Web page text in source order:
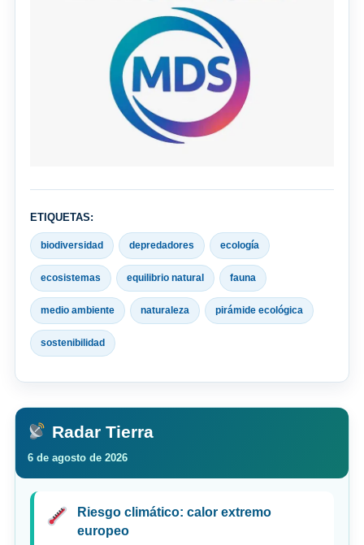
ETIQUETAS:
biodiversidad depredadores ecología
ecosistemas equilibrio natural fauna
medio ambiente naturaleza pirámide ecológica
sostenibilidad
Radar Tierra
6 de agosto de 2026
Riesgo climático: calor extremo
europeo